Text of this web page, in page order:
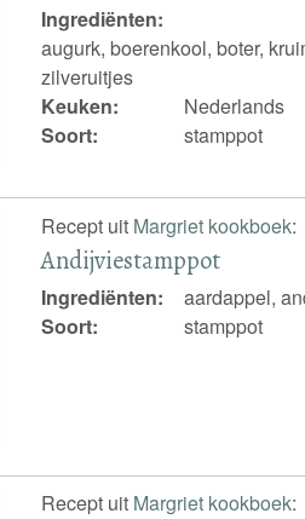
Ingrediënten:
augurk, boerenkool, boter,
zilveruitjes
Keuken:
Nederlands
Soort:
stamppot
Recept uit Margriet kookboek:
Andijviestamppot
Ingrediënten:
aardappel,
Soort:
stamppot
Recept uit Margriet kookboek: